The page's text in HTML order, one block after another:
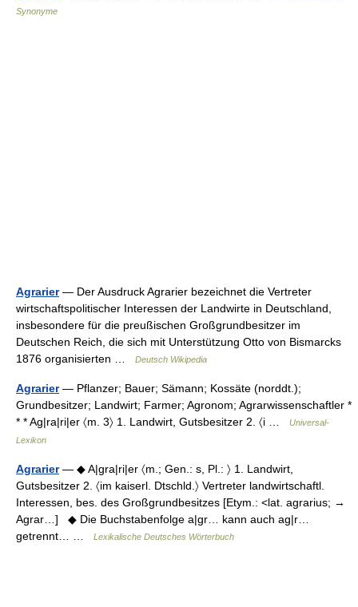
Synonyme
Agrarier— Der Ausdruck Agrarier bezeichnet die Vertreter
wirtschaftspolitischer Interessen der Landwirte in Deutschland,
insbesondere für die preußischen Großgrundbesitzer im
Deutschen Reich, die sich mit Unterstützung Otto von Bismarcks
1876 organisierten …
Deutsch Wikipedia
Agrarier— Pflanzer; Bauer; Sämann; Kossäte (norddt.);
Grundbesitzer; Landwirt; Farmer; Agronom; Agrarwissenschaftler *
* * Ag|ra|ri|er 〈m. 3〉 1. Landwirt, Gutsbesitzer 2. 〈i …
Universal-
Lexikon
Agrarier— ◆ A|gra|ri|er 〈m.; Gen.: s, Pl.: 〉 1. Landwirt,
Gutsbesitzer 2. 〈im kaiserl. Dtschld.〉 Vertreter landwirtschaftl.
Interessen, bes. des Großgrundbesitzes [Etym.: <lat. agrarius; →
Agrar…] ◆ Die Buchstabenfolge a|gr… kann auch ag|r…
getrennt… …
Lexikalische Deutsches Wörterbuch